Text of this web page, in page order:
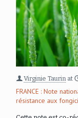
Virginie Taurin at
FRANCE : Note
résistance aux